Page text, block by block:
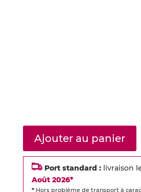
Ajouter au panier
Port standard :livraison
Août 2026*
*Hors problème de transport à